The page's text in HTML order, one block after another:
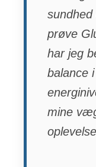
prøve
har jeg
balance
mine